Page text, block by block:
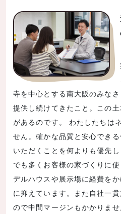
寺を中心とする南大阪のみな
提供し続けてきたこと。この
があるのです。 わたしたちは
せん。確かな品質と安心でき
いただくことを何よりも優先
でも多くお客様の家づくりに
デルハウスや展示場に経費を
に抑えています。また自社一
ので中間マージンもかかりま